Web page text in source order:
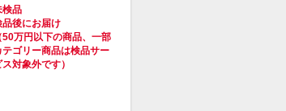
検品
品後にお届け
50万円以下の商品、一部
テゴリー商品は検品サー
ス対象外です）